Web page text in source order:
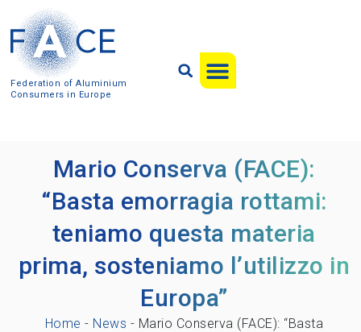
Federation of Aluminium
Consumers in Europe
Mario Conserva (FACE):
“Basta emorragia rottami:
teniamo questa materia
prima, sosteniamo l’utilizzo in
Europa”
Home - News - Mario Conserva (FACE): “Basta